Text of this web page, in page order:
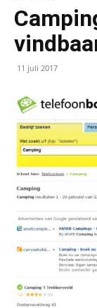
11 juli 2017